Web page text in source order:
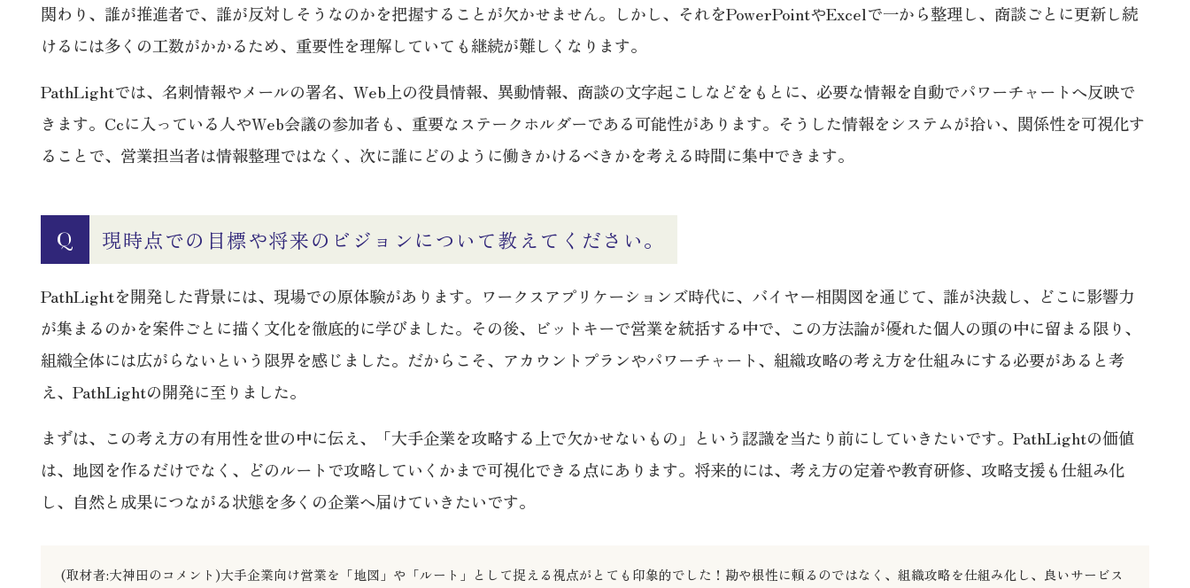
関わり、誰が推進者で、誰が反対しそうなのかを把握することが欠かせません。しかし、それをPowerPointやExcelで一から整理し、商談ごとに更新し続
けるには多くの工数がかかるため、重要性を理解していても継続が難しくなります。
PathLightでは、名刺情報やメールの署名、Web上の役員情報、異動情報、商談の文字起こしなどをもとに、必要な情報を自動でパワーチャートへ反映で
きます。Ccに入っている人やWeb会議の参加者も、重要なステークホルダーである可能性があります。そうした情報をシステムが拾い、関係性を可視化す
ることで、営業担当者は情報整理ではなく、次に誰にどのように働きかけるべきかを考える時間に集中できます。
Q 現時点での目標や将来のビジョンについて教えてください。
PathLightを開発した背景には、現場での原体験があります。ワークスアプリケーションズ時代に、バイヤー相関図を通じて、誰が決裁し、どこに影響力
が集まるのかを案件ごとに描く文化を徹底的に学びました。その後、ビットキーで営業を統括する中で、この方法論が優れた個人の頭の中に留まる限り、
組織全体には広がらないという限界を感じました。だからこそ、アカウントプランやパワーチャート、組織攻略の考え方を仕組みにする必要があると考
え、PathLightの開発に至りました。
まずは、この考え方の有用性を世の中に伝え、「大手企業を攻略する上で欠かせないもの」という認識を当たり前にしていきたいです。PathLightの価値
は、地図を作るだけでなく、どのルートで攻略していくかまで可視化できる点にあります。将来的には、考え方の定着や教育研修、攻略支援も仕組み化
し、自然と成果につながる状態を多くの企業へ届けていきたいです。
(取材者:大神田のコメント)大手企業向け営業を「地図」や「ルート」として捉える視点がとても印象的でした！勘や根性に頼るのではなく、組織攻略を仕組み化し、良いサービス